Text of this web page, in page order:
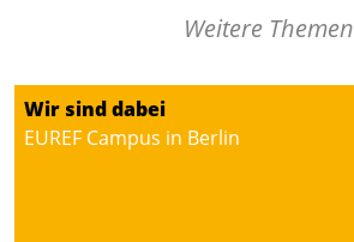
profitieren: Die nahtlose
von AktivBo und
Datatrain ermöglicht
automatisiert ausgelöste,
Weitere Themen
Wir sind dabei
EUREF Campus in Berlin